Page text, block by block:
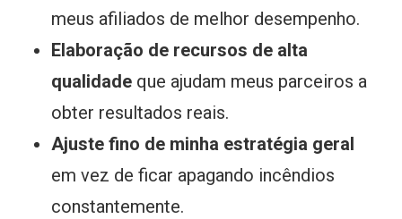
meus afiliados de melhor desempenho.
Elaboração de recursos de alta
qualidade que ajudam meus parceiros a
obter resultados reais.
Ajuste fino de minha estratégia geral
em vez de ficar apagando incêndios
constantemente.